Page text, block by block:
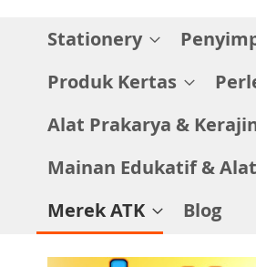
Stationery
Produk Kertas
Alat Prakarya &
Mainan Edukatif &
Merek ATK
Blog